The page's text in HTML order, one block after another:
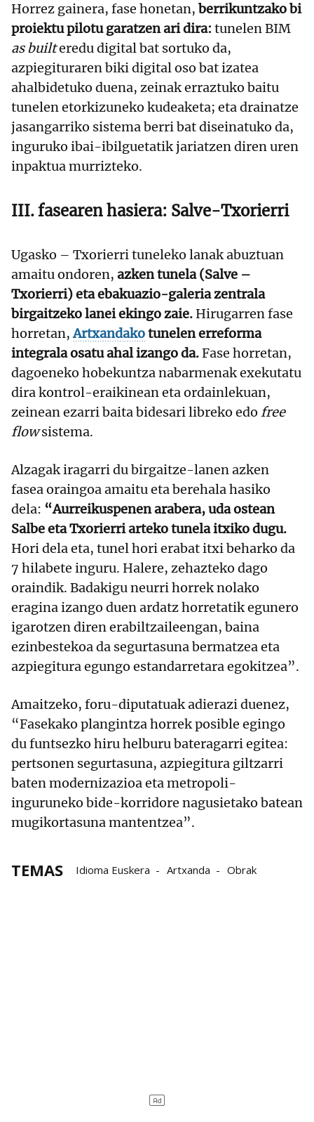
Horrez gainera, fase honetan, berrikuntzako bi
proiektu pilotu garatzen ari dira: tunelen BIM
as builteredu digital bat sortuko da,
azpiegituraren biki digital oso bat izatea
ahalbidetuko duena, zeinak erraztuko baitu
tunelen etorkizuneko kudeaketa; eta drainatze
jasangarriko sistema berri bat diseinatuko da,
inguruko ibai-ibilguetatik jariatzen diren uren
inpaktua murrizteko.
III. fasearen hasiera: Salve-Txorierri
Ugasko – Txorierri tuneleko lanak abuztuan
amaitu ondoren, azken tunela (Salve –
Txorierri) eta ebakuazio-galeria zentrala
birgaitzeko lanei ekingo zaie. Hirugarren fase
horretan,Artxandakotunelen erreforma
integrala osatu ahal izango da.Fase horretan,
dagoeneko hobekuntza nabarmenak exekutatu
dira kontrol-eraikinean eta ordainlekuan,
zeinean ezarri baita bidesari libreko edo free
flowsistema.
Alzagak iragarri du birgaitze-lanen azken
fasea oraingoa amaitu eta berehala hasiko
dela: “Aurreikuspenen arabera, uda ostean
Salbe eta Txorierri arteko tunela itxiko dugu.
Hori dela eta, tunel hori erabat itxi beharko da
7 hilabete inguru. Halere, zehazteko dago
oraindik. Badakigu neurri horrek nolako
eragina izango duen ardatz horretatik egunero
igarotzen diren erabiltzaileengan, baina
ezinbestekoa da segurtasuna bermatzea eta
azpiegitura egungo estandarretara egokitzea”.
Amaitzeko, foru-diputatuak adierazi duenez,
“Fasekako plangintza horrek posible egingo
du funtsezko hiru helburu bateragarri egitea:
pertsonen segurtasuna, azpiegitura giltzarri
baten modernizazioa eta metropoli-
inguruneko bide-korridore nagusietako batean
mugikortasuna mantentzea”.
TEMAS Idioma Euskera Artxanda Obrak